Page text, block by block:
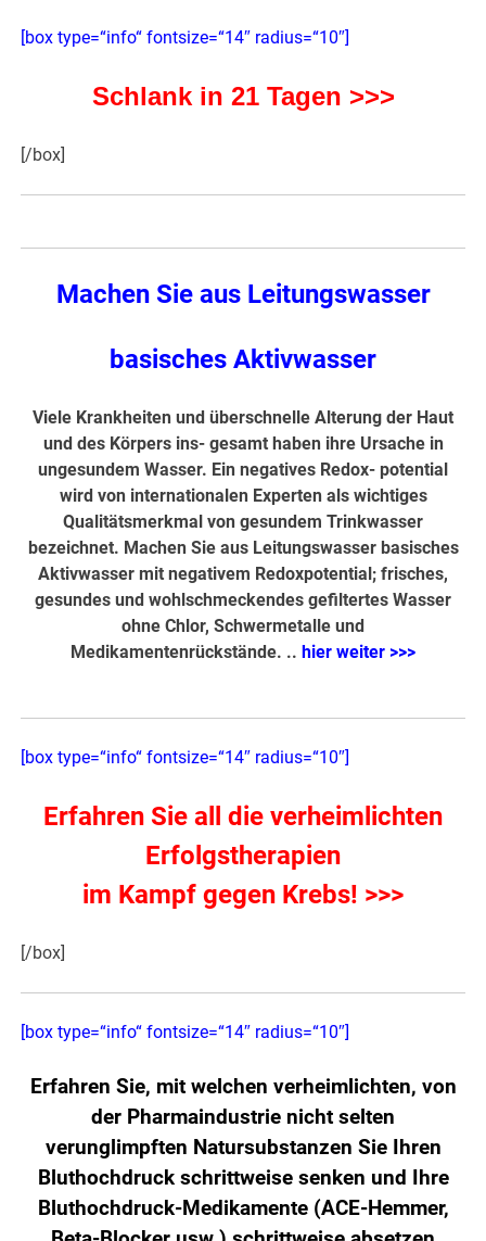
[box type=“info“ fontsize=“14″ radius=“10″]
Schlank in 21 Tagen >>>
[/box]
Machen Sie aus Leitungswasser
basisches Aktivwasser
Viele Krankheiten und überschnelle Alterung der Haut
und des Körpers ins- gesamt haben ihre Ursache in
ungesundem Wasser. Ein negatives Redox- potential
wird von internationalen Experten als wichtiges
Qualitätsmerkmal von gesundem Trinkwasser
bezeichnet. Machen Sie aus Leitungswasser basisches
Aktivwasser mit negativem Redoxpotential; frisches,
gesundes und wohlschmeckendes gefiltertes Wasser
ohne Chlor, Schwermetalle und
Medikamentenrückstände. .. hier weiter >>>
[box type=“info“ fontsize=“14″ radius=“10″]
Erfahren Sie all die verheimlichten
Erfolgstherapien
im Kampf gegen Krebs! >>>
[/box]
[box type=“info“ fontsize=“14″ radius=“10″]
Erfahren Sie, mit welchen verheimlichten, von
der Pharmaindustrie nicht selten
verunglimpften Natursubstanzen Sie Ihren
Bluthochdruck schrittweise senken und Ihre
Bluthochdruck-Medikamente (ACE-Hemmer,